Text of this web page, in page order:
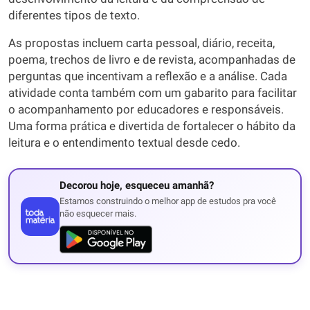
diferentes tipos de texto.
As propostas incluem carta pessoal, diário, receita,
poema, trechos de livro e de revista, acompanhadas de
perguntas que incentivam a reflexão e a análise. Cada
atividade conta também com um gabarito para facilitar
o acompanhamento por educadores e responsáveis.
Uma forma prática e divertida de fortalecer o hábito da
leitura e o entendimento textual desde cedo.
Decorou hoje, esqueceu amanhã?
Estamos construindo o melhor app de estudos pra você
não esquecer mais.